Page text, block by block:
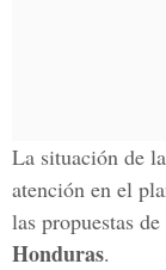
La situación de
atención en el
las propuestas
Honduras.